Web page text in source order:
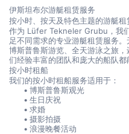
伊斯坦布尔游艇租赁服务
按小时、按天及特色主题的游艇租
作为 Lüfer Tekneler Grubu，我
足不同需求的专业游艇租赁服务
博斯普鲁斯游览、全天游泳之旅
们经验丰富的团队和庞大的船队都
按小时租船
我们的按小时租船服务适用于：
博斯普鲁斯观光
生日庆祝
求婚
摄影拍摄
浪漫晚餐活动